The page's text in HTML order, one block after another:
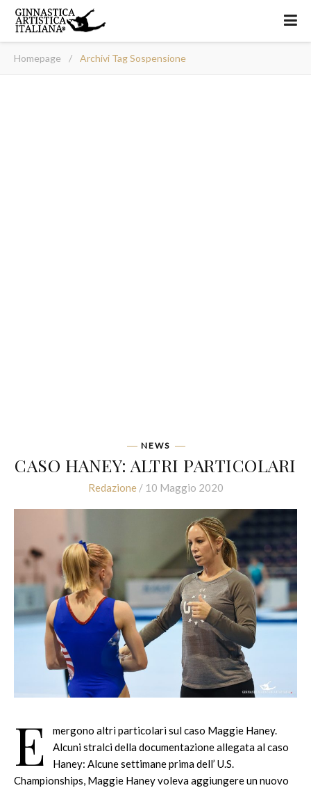
Homepage / Archivi Tag Sospensione
NEWS
CASO HANEY: ALTRI PARTICOLARI
Redazione/ 10 Maggio 2020
E
mergono altri particolari sul caso Maggie Haney.
Alcuni stralci della documentazione allegata al caso
Haney: Alcune settimane prima dell’ U.S.
Championships, Maggie Haney voleva aggiungere un nuovo